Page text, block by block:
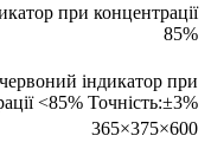
при концентрації
85%
індикатор при
<85% Точність:±3%
365×375×600